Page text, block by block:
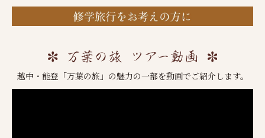
越中・能登「万葉の旅」の魅力の一部を動画でご紹介します。